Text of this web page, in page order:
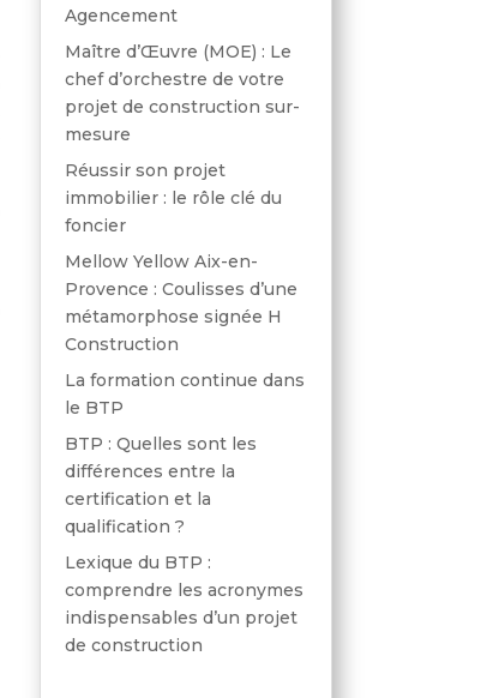
Agencement
Maître d’Œuvre (MOE) : Le
chef d’orchestre de votre
projet de construction sur-
mesure
Réussir son projet
immobilier : le rôle clé du
foncier
Mellow Yellow Aix-en-
Provence : Coulisses d’une
métamorphose signée H
Construction
La formation continue dans
le BTP
BTP : Quelles sont les
différences entre la
certification et la
qualification ?
Lexique du BTP :
comprendre les acronymes
indispensables d’un projet
de construction